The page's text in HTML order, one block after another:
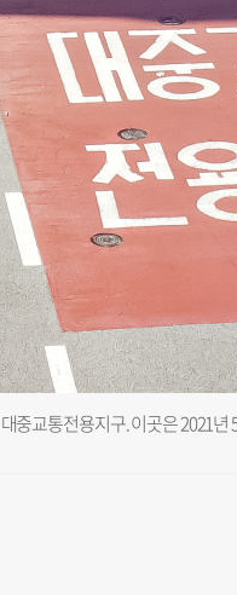
대중교통전용지구. 이곳은 2021